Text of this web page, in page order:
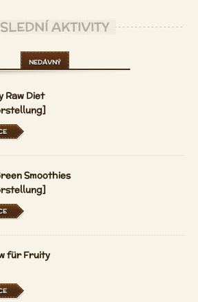
AKTIVITY
NEDÁVNÝ
Raw Diet
Smoothies
für Fruity